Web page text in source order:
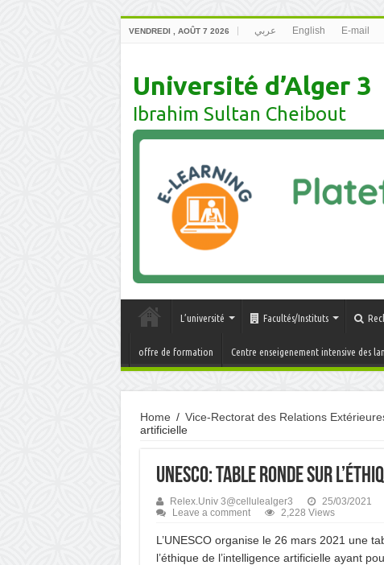
VENDREDI , AOÛT 7 2026 عربي English E-mail
Université d’Alger 3
Ibrahim Sultan Cheibout
L’université Facultés/Instituts
offre de formation Centre enseigenement intensive des
Home / Vice-Rectorat des Relations
artificielle
UNESCO: Table ronde sur
Relex.Univ 3@cellulealger3 25/03/2021
Leave a comment
2,228 Views
L’UNESCO organise le 26 mars 2021 une
l’éthique de l’intelligence artificielle ayant